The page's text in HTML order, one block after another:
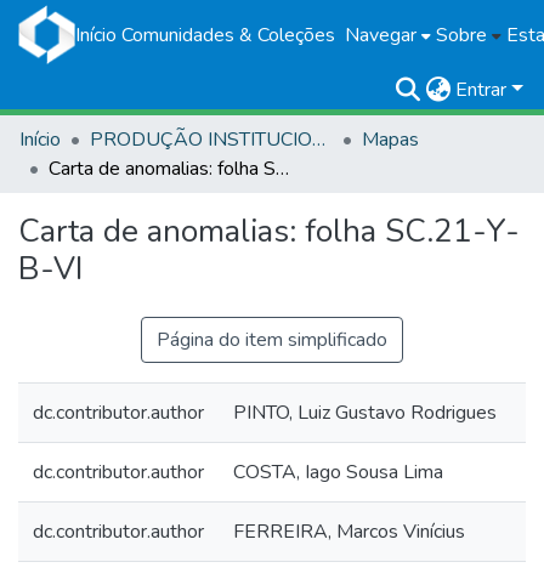
Início Comunidades & Coleções Navegar Sobre
Entrar
Início
PRODUÇÃO INSTITUCIONAL
Mapas
Carta de anomalias: folha SC.21-Y-B-VI
Carta de anomalias: folha SC.21-Y-
B-VI
Página do item simplificado
dc.contributor.author PINTO, Luiz Gustavo Rodrigues
dc.contributor.author COSTA, Iago Sousa Lima
dc.contributor.author FERREIRA, Marcos Vinícius